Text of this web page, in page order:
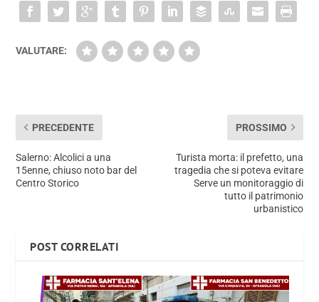
VALUTARE:
PRECEDENTE
Salerno: Alcolici a una
15enne, chiuso noto bar del
Centro Storico
PROSSIMO
Turista morta: il prefetto, una
tragedia che si poteva evitare
Serve un monitoraggio di
tutto il patrimonio
urbanistico
POST CORRELATI